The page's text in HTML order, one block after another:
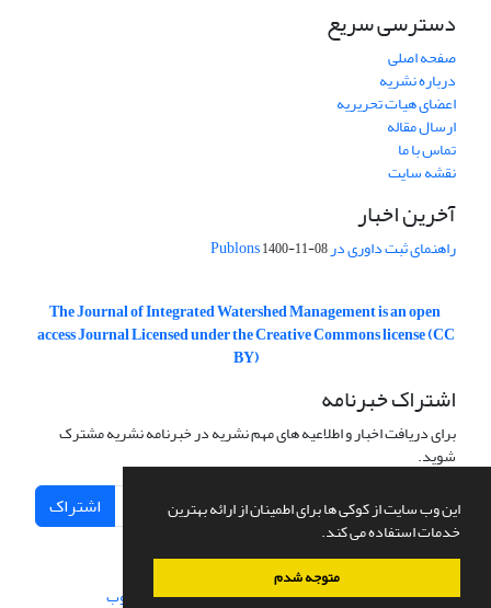
این وب سایت از کوکی ها برای اطمینان از ارائه بهترین
خدمات استفاده می کند.
متوجه شدم
دسترسی سریع
صفحه اصلی
درباره نشریه
اعضای هیات تحریریه
ارسال مقاله
تماس با ما
نقشه سایت
آخرین اخبار
راهنمای ثبت داوری در Publons1400-11-08
The Journal of Integrated Watershed Management is an open
access Journal Licensed under the Creative Commons license (CC
BY)
اشتراک خبرنامه
برای دریافت اخبار و اطلاعیه های مهم نشریه در خبرنامه نشریه مشترک
شوید.
اشتراک
سامانه مدیریت نشریات علمی.طراحی و پیاده سازی از سیناوب